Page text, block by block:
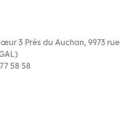
3 Près du Auchan, 9973 rue
58 58